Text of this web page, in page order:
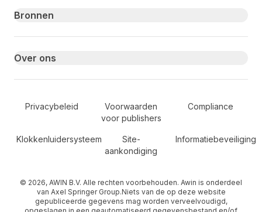
Bronnen
Over ons
Secondary Footer Navigation
Privacybeleid
Voorwaarden
voor publishers
Compliance
Klokkenluidersysteem
Site-
aankondiging
Informatiebeveiliging
© 2026, AWIN B.V. Alle rechten voorbehouden. Awin is onderdeel
van Axel Springer Group.Niets van de op deze website
gepubliceerde gegevens mag worden verveelvoudigd,